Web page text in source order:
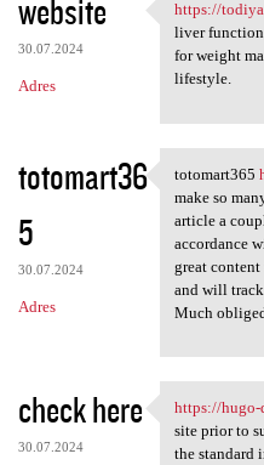
website
30.07.2024
Adres
https://
https://
liver
for weight
lifestyle.
totomart36
5
30.07.2024
Adres
totomart365
make so
article a
accordance
great
and will
Much
check here
30.07.2024
https://
https://
site prior to
the standard